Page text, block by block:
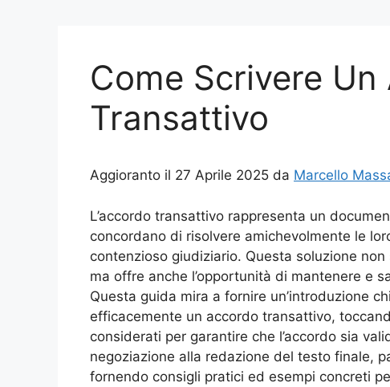
Come Scrivere Un
Transattivo
Aggioranto il 27 Aprile 2025 da Marcello
L’accordo transattivo rappresenta un
concordano di risolvere amichevolmente le
contenzioso giudiziario. Questa soluzione
ma offre anche l’opportunità di mantenere e
Questa guida mira a fornire un’introduzione
efficacemente un accordo transattivo,
considerati per garantire che l’accordo sia
negoziazione alla redazione del testo finale,
fornendo consigli pratici ed esempi concreti